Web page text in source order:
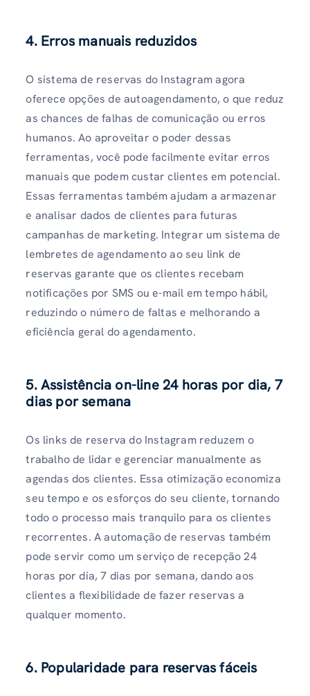
4. Erros manuais reduzidos
O sistema de reservas do Instagram agora
oferece opções de autoagendamento, o que reduz
as chances de falhas de comunicação ou erros
humanos. Ao aproveitar o poder dessas
ferramentas, você pode facilmente evitar erros
manuais que podem custar clientes em potencial.
Essas ferramentas também ajudam a armazenar
e analisar dados de clientes para futuras
campanhas de marketing. Integrar um sistema de
lembretes de agendamento ao seu link de
reservas garante que os clientes recebam
notificações por SMS ou e-mail em tempo hábil,
reduzindo o número de faltas e melhorando a
eficiência geral do agendamento.
5. Assistência on-line 24 horas por dia, 7
dias por semana
Os links de reserva do Instagram reduzem o
trabalho de lidar e gerenciar manualmente as
agendas dos clientes. Essa otimização economiza
seu tempo e os esforços do seu cliente, tornando
todo o processo mais tranquilo para os clientes
recorrentes. A automação de reservas também
pode servir como um serviço de recepção 24
horas por dia, 7 dias por semana, dando aos
clientes a flexibilidade de fazer reservas a
qualquer momento.
6. Popularidade para reservas fáceis